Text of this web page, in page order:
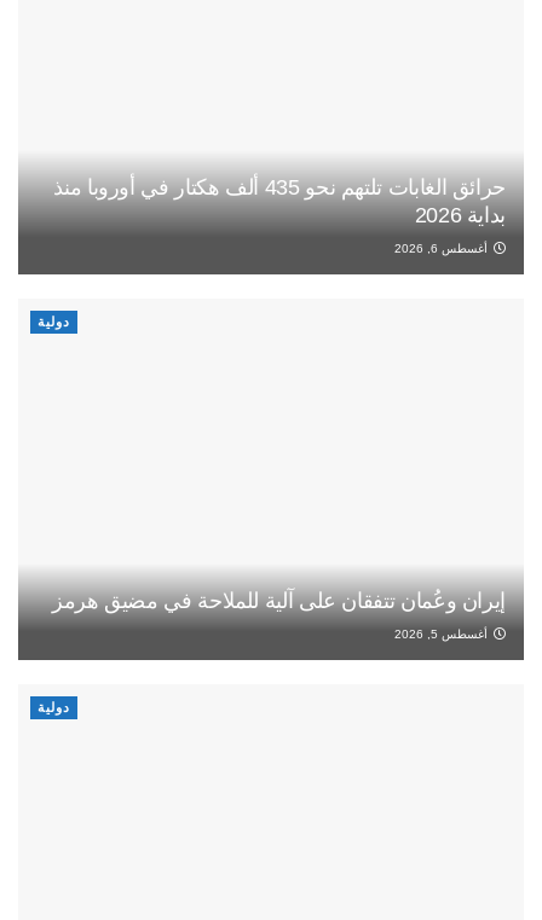
حرائق الغابات تلتهم نحو 435 ألف هكتار في أوروبا منذ
بداية 2026
أغسطس 6, 2026
دولية
إيران وعُمان تتفقان على آلية للملاحة في مضيق هرمز
أغسطس 5, 2026
دولية